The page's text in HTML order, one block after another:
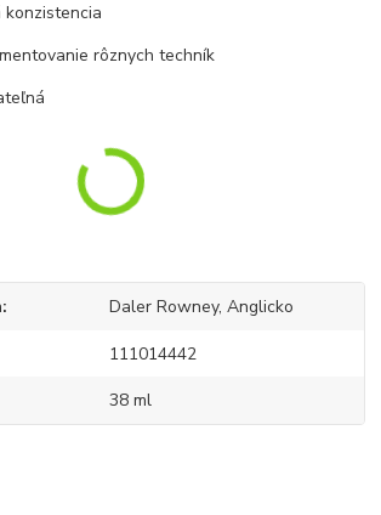
konzistencia
rôznych techník
Daler Rowney, Anglicko
111014442
38 ml